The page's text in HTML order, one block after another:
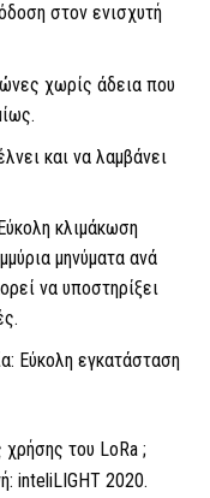
στον ενισχυτή
χωρίς άδεια που
και να λαμβάνει
κλιμάκωση
μηνύματα ανά
να υποστηρίξει
Εύκολη εγκατάσταση
χρήσης του LoRa;